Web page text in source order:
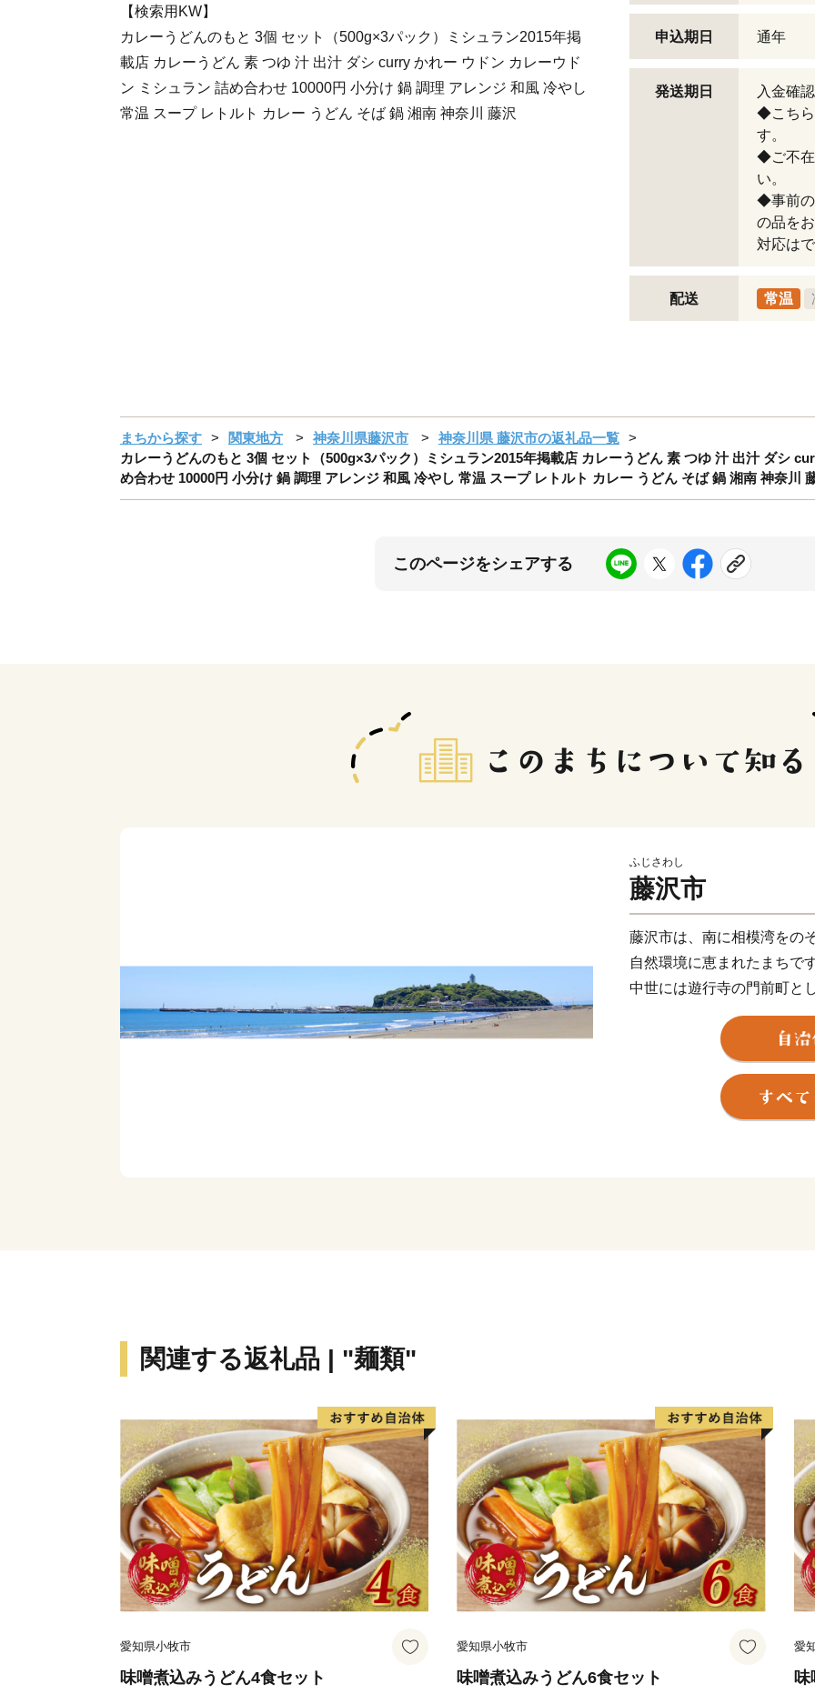
【検索用KW】
カレーうどんのもと 3個 セット（500g×3パック）ミシュラン2015年掲
載店 カレーうどん 素 つゆ 汁 出汁 ダシ curry かれー ウドン カレーウド
ン ミシュラン 詰め合わせ 10000円 小分け 鍋 調理 アレンジ 和風 冷やし
常温 スープ レトルト カレー うどん そば 鍋 湘南 神奈川 藤沢
申込期日 通年
発送期日
入金確
◆こちら
す。
◆ご不在
い。
◆事前の
の品を
対応は
配送 常温
まちから探す 関東地方 神奈川県藤沢市
神奈川県 藤沢市の返礼品一覧
カレーうどんのもと 3個 セット（500g×3パック）ミシュラン2015年掲載店 カレーうどん 素 つゆ 汁 出汁 ダシ
め合わせ 10000円 小分け 鍋 調理 アレンジ 和風 冷やし 常温 スープ レトルト カレー うどん そば 鍋 湘南 神奈川
このページをシェアする
ふじさわし
藤沢市
藤沢市は、南に相模湾をの
自然環境に恵まれたまちで
中世には遊行寺の門前町と
六番目の「藤沢宿」、江
マリンスポーツの舞台と
があふれる江の島、４つ
や野菜・果物…、暮らすだ
関連する返礼品 | "麺類"
愛知県小牧市
味噌煮込みうどん4食セット
愛知県小牧市
味噌煮込みうどん6食セット
愛